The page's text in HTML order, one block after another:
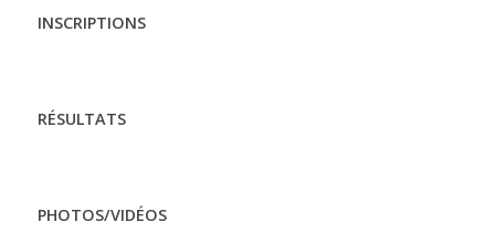
INSCRIPTIONS
RÉSULTATS
PHOTOS/VIDÉOS